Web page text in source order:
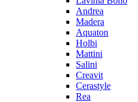
Andrea
Madera
Aquaton
Holbi
Mattini
Salini
Creavit
Cerastyle
Rea